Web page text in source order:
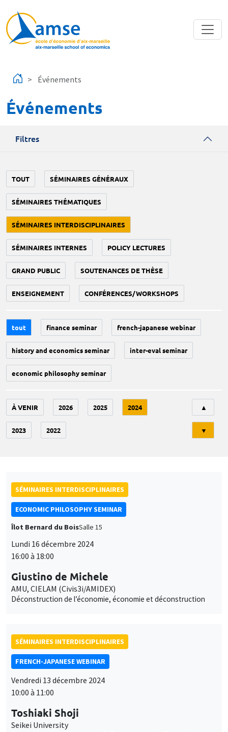
Événements
Événements
Filtres
TOUT SÉMINAIRES GÉNÉRAUX
SÉMINAIRES THÉMATIQUES
SÉMINAIRES INTERDISCIPLINAIRES
SÉMINAIRES INTERNES POLICY LECTURES
GRAND PUBLIC SOUTENANCES DE THÈSE
ENSEIGNEMENT CONFÉRENCES/WORKSHOPS
tout finance seminar french-japanese webinar
history and economics seminar inter-eval seminar
economic philosophy seminar
À VENIR 2026 2025 2024
2023 2022
▲
▼
SÉMINAIRES INTERDISCIPLINAIRES
ECONOMIC PHILOSOPHY SEMINAR
Îlot Bernard du BoisSalle 15
Lundi 16 décembre 2024
16:00 à 18:00
Giustino de Michele
AMU, CIELAM (Civis3i/AMIDEX)
Déconstruction de l’économie, économie et déconstruction
SÉMINAIRES INTERDISCIPLINAIRES
FRENCH-JAPANESE WEBINAR
Vendredi 13 décembre 2024
10:00 à 11:00
Toshiaki Shoji
Seikei University